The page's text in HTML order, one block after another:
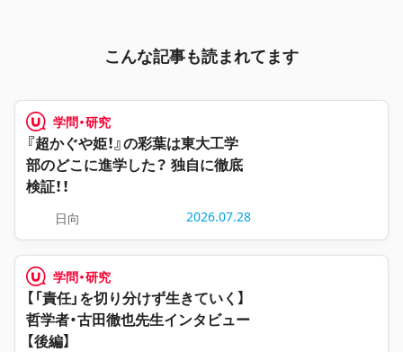
こんな記事も読まれてます
学問・研究
『超かぐや姫！』の彩葉は東大工学
部のどこに進学した？ 独自に徹底
検証！！
日向 2026.07.28
学問・研究
【「責任」を切り分けず生きていく】
哲学者・古田徹也先生インタビュー
【後編】